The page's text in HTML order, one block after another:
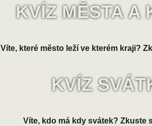
KVÍZ MĚSTA A
Víte, které město leží ve kterém kraji?
KVÍZ
Víte, kdo má kdy svátek? Zkuste